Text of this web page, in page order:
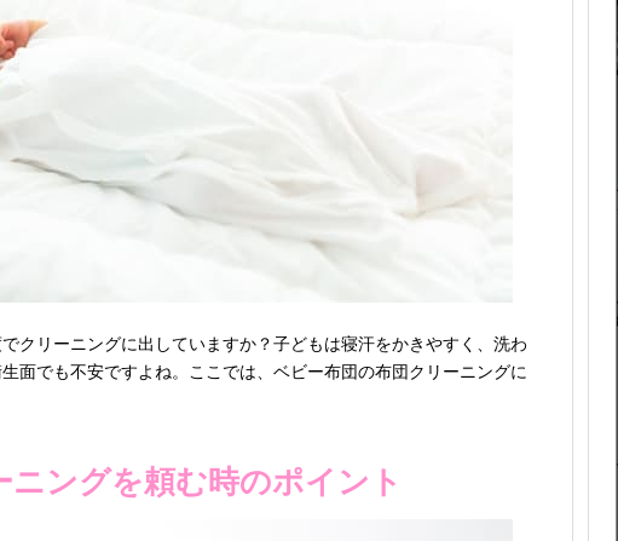
クリーニングに出していますか？子どもは寝汗をかきやすく、洗わ
面でも不安ですよね。ここでは、ベビー布団の布団クリーニングに
ングを頼む時のポイント